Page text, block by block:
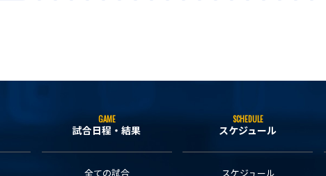
GAME
試合日程・結果
全ての試合
SCHEDULE
スケジュール
スケジュール